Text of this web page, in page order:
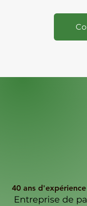
40 ans d'expérience
Entreprise de